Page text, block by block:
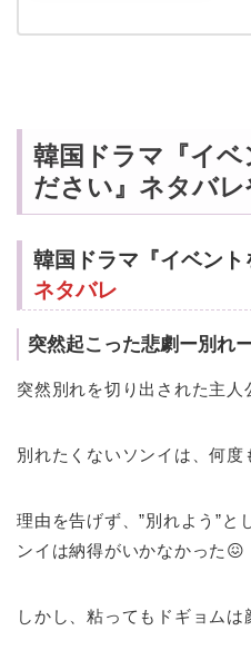
韓国ドラマ『イベ
ださい』ネタバレ
韓国ドラマ『イベント
ネタバレ
突然起こった悲劇ー別れ
突然別れを切り出された主人
別れたくないソンイは、何
理由を告げず、”別れよう”と
ンイは納得がいかなかった😖
しかし、粘ってもドギョム